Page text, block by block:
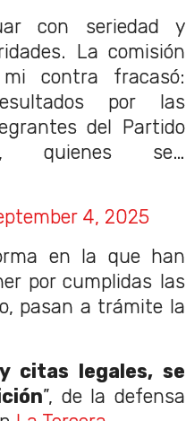
con seriedad y
La comisión
contra fracasó:
por las
del Partido
quienes se…
4, 2025
en la que han
por cumplidas las
pasan a trámite la
citas legales, se
”, de la defensa